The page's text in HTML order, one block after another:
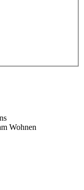
Wohnen